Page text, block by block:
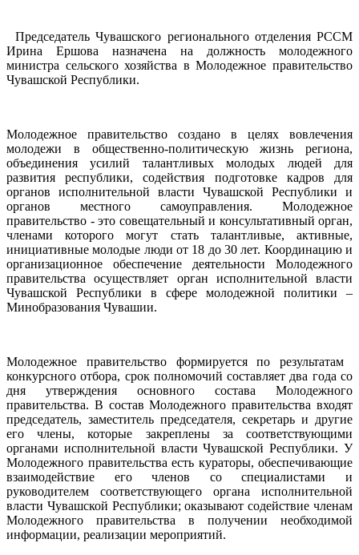
Председатель Чувашского регионального отделения РССМ
Ирина Ершова назначена на должность молодежного
министра сельского хозяйства в Молодежное правительство
Чувашской Республики.
Молодежное правительство создано в целях вовлечения
молодежи в общественно-политическую жизнь региона,
объединения усилий талантливых молодых людей для
развития республики, содействия подготовке кадров для
органов исполнительной власти Чувашской Республики и
органов местного самоуправления. Молодежное
правительство - это совещательный и консультативный орган,
членами которого могут стать талантливые, активные,
инициативные молодые люди от 18 до 30 лет. Координацию и
организационное обеспечение деятельности Молодежного
правительства осуществляет орган исполнительной власти
Чувашской Республики в сфере молодежной политики –
Минобразования Чувашии.
Молодежное правительство формируется по результатам
конкурсного отбора, срок полномочий составляет два года со
дня утверждения основного состава Молодежного
правительства. В состав Молодежного правительства входят
председатель, заместитель председателя, секретарь и другие
его члены, которые закреплены за соответствующими
органами исполнительной власти Чувашской Республики. У
Молодежного правительства есть кураторы, обеспечивающие
взаимодействие его членов со специалистами и
руководителем соответствующего органа исполнительной
власти Чувашской Республики; оказывают содействие членам
Молодежного правительства в получении необходимой
информации, реализации мероприятий.